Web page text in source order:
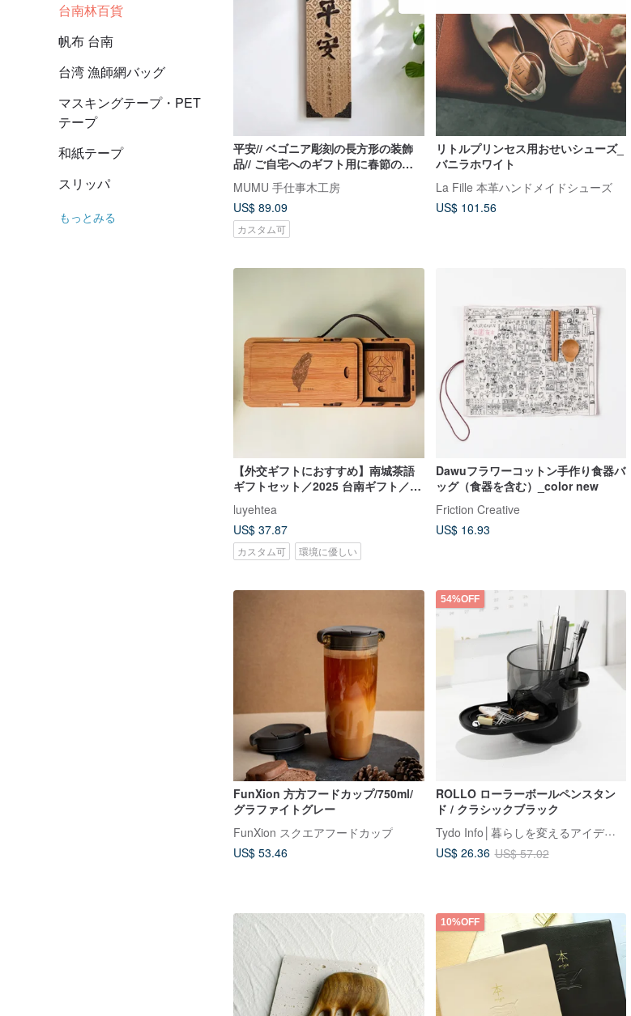
台南林百貨
帆布 台南
台湾 漁師網バッグ
マスキングテープ・PET
テープ
和紙テープ
スリッパ
もっとみる
平安// ベゴニア彫刻の長方形の装飾
品// ご自宅へのギフト用に春節の対
句を安全にお届けします
MUMU 手仕事木工房
US$ 89.09
カスタム可
リトルプリンセス用おせいシューズ_
バニラホワイト
La Fille 本革ハンドメイドシューズ
US$ 101.56
【外交ギフトにおすすめ】南城茶語
ギフトセット／2025 台南ギフト／台
湾茶ギフト／法人贈答品／
luyehtea
US$ 37.87
カスタム可 環境に優しい
Dawuフラワーコットン手作り食器バ
ッグ（食器を含む）_color new
Friction Creative
US$ 16.93
FunXion 方方フードカップ/750ml/
グラファイトグレー
FunXion スクエアフードカップ
US$ 53.46
54%OFF
ROLLO ローラーボールペンスタン
ド / クラシックブラック
Tydo Info│暮らしを変えるアイデア雑貨
US$ 26.36 US$ 57.02
10%OFF